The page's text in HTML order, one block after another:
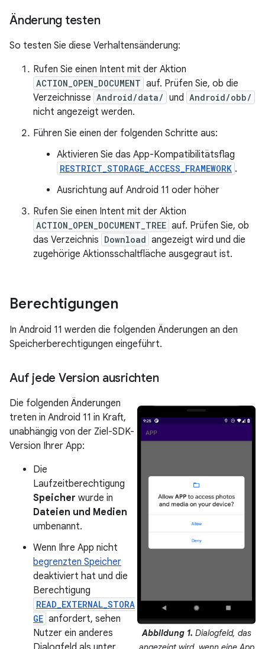
Änderung testen
So testen Sie diese Verhaltensänderung:
Rufen Sie einen Intent mit der Aktion
ACTION_OPEN_DOCUMENT auf. Prüfen Sie, ob die
Verzeichnisse Android/data/ und Android/obb/
nicht angezeigt werden.
Führen Sie einen der folgenden Schritte aus:
Aktivieren Sie das App-Kompatibilitätsflag
RESTRICT_STORAGE_ACCESS_FRAMEWORK .
Ausrichtung auf Android 11 oder höher
Rufen Sie einen Intent mit der Aktion
ACTION_OPEN_DOCUMENT_TREE auf. Prüfen Sie, ob
das Verzeichnis Download angezeigt wird und die
zugehörige Aktionsschaltfläche ausgegraut ist.
Berechtigungen
In Android 11 werden die folgenden Änderungen an den
Speicherberechtigungen eingeführt.
Auf jede Version ausrichten
Abbildung 1. Dialogfeld, das
Die folgenden Änderungen
treten in Android 11 in Kraft,
unabhängig von der Ziel-SDK-
Version Ihrer App:
Die
Laufzeitberechtigung
Speicher wurde in
Dateien und Medien
umbenannt.
Wenn Ihre App nicht
begrenzten Speicher
deaktiviert hat und die
Berechtigung
READ_EXTERNAL_STORA
GE anfordert, sehen
Nutzer ein anderes